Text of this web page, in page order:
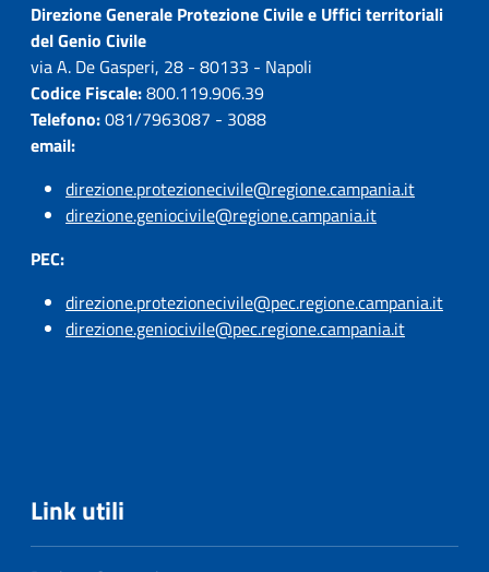
Direzione Generale Protezione Civile e Uffici territoriali
del Genio Civile
via A. De Gasperi, 28 - 80133 - Napoli
Codice Fiscale:800.119.906.39
Telefono:081/7963087 - 3088
email:
direzione.protezionecivile@regione.campania.it
direzione.geniocivile@regione.campania.it
PEC:
direzione.protezionecivile@pec.regione.campania.it
direzione.geniocivile@pec.regione.campania.it
Link utili